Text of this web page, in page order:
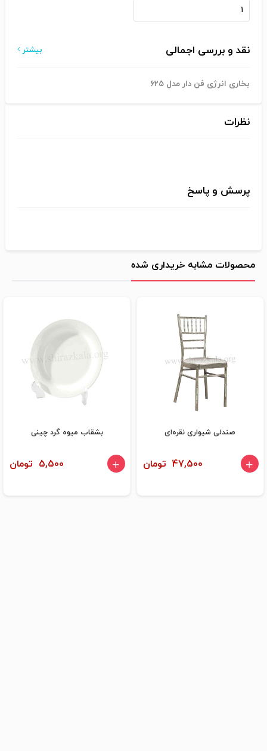
نقد و بررسی اجمالی بیشتر
بخاری انرژی فن دار مدل ۶۲۵
نظرات
پرسش و پاسخ
محصولات مشابه خریداری شده
صندلی شیواری نقره‌ای
47,500 تومان
بشقاب میوه گرد چینی
5,500 تومان